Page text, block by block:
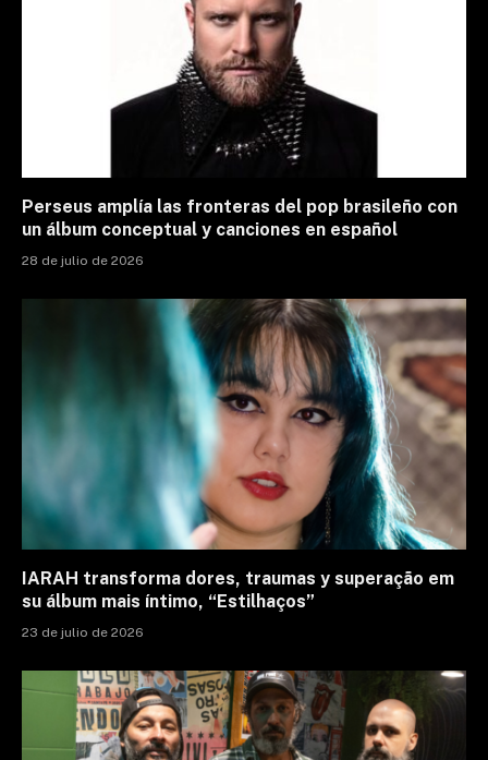
Perseus amplía las fronteras del pop brasileño con
un álbum conceptual y canciones en español
28 de julio de 2026
IARAH transforma dores, traumas y superação em
su álbum mais íntimo, “Estilhaços”
23 de julio de 2026